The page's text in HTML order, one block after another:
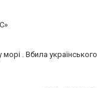
. Вбила українського